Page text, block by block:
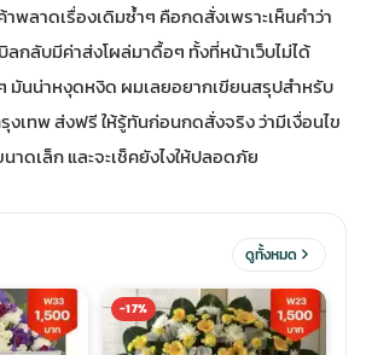
น
งตลาด
ล้ฉัน
งเทพ
พลาดเรื่องเดิมซ้ำๆ คือกดสั่งเพราะเห็นคำว่า
กลับมีค่าส่งโผล่มาดื้อๆ ทั้งที่หน้าเว็บไม่ได้
มันน่าหงุดหงิด ผมเลยอยากเขียนสรุปสำหรับ
งเทพ ส่งฟรี ให้รู้ทันก่อนกดสั่งจริง ว่ามีเงื่อนไข
าดเล็ก และจะเช็คยังไงให้ปลอดภัย
ดูทั้งหมด
-17%